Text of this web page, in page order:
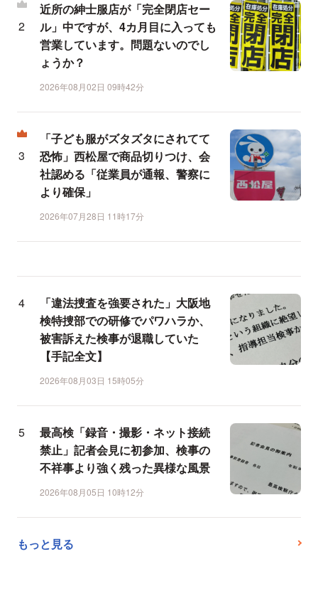
近所の紳士服店が「完全閉店セー
ル」中ですが、4カ月目に入っても
営業しています。問題ないのでし
ょうか？
2026年08月02日 09時42分
「子ども服がズタズタにされてて
恐怖」西松屋で商品切りつけ、会
社認める「従業員が通報、警察に
より確保」
2026年07月28日 11時17分
「違法捜査を強要された」大阪地
検特捜部での研修でパワハラか、
被害訴えた検事が退職していた
【手記全文】
2026年08月03日 15時05分
最高検「録音・撮影・ネット接続
禁止」記者会見に初参加、検事の
不祥事より強く残った異様な風景
2026年08月05日 10時12分
もっと見る